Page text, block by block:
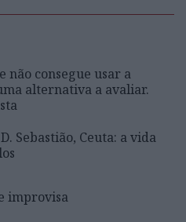
não consegue usar a
alternativa a avaliar.
Sebastião, Ceuta: a vida
improvisa